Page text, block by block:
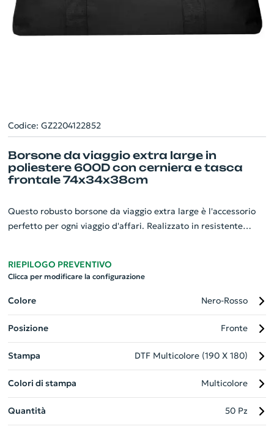
Codice: GZ2204122852
Borsone da viaggio extra large in
poliestere 600D con cerniera e tasca
frontale 74x34x38cm
Questo robusto borsone da viaggio extra large è l'accessorio
perfetto per ogni viaggio d'affari. Realizzato in resistente
piccoli oggetti essenziali. Dimensioni generose di 74x34x38cm,
accessori. Personalizzabile con il logo della vostra azienda, è
un fantastico gadget che fa una grande impressione ovunque
vada.
RIEPILOGO PREVENTIVO
Clicca per modificare la configurazione
Colore Nero-Rosso
Posizione Fronte
Stampa DTF Multicolore (190 X 180)
Colori di stampa Multicolore
Quantità 50 Pz